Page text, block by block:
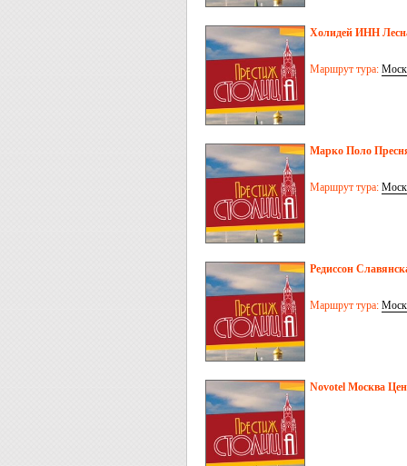
Холидей ИНН
Маршрут тура:
Марко Поло
Маршрут тура:
Редиссон
Маршрут тура:
Novotel Москва